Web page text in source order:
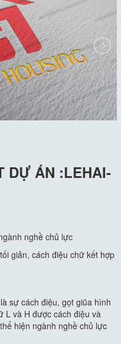
DỰ ÁN :LEHAI-
nghề chủ lực
giản, cách điệu chữ kết hợp
sự cách điệu, gọt giũa hình
L và H được cách điệu và
hiện ngành nghề chủ lực